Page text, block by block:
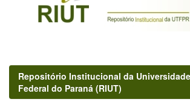
Repositório Institucional da
Federal do Paraná (RIUT)